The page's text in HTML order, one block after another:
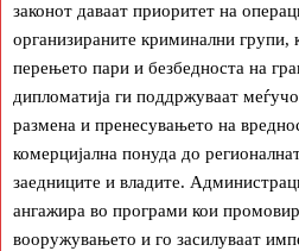
законот даваат приоритет на
организираните криминални групи,
перењето пари и безбедноста на
дипломатија ги поддржуваат
размена и пренесувањето на
комерцијална понуда до
заедниците и владите.
ангажира во програми кои
вооружувањето и го засилуваат